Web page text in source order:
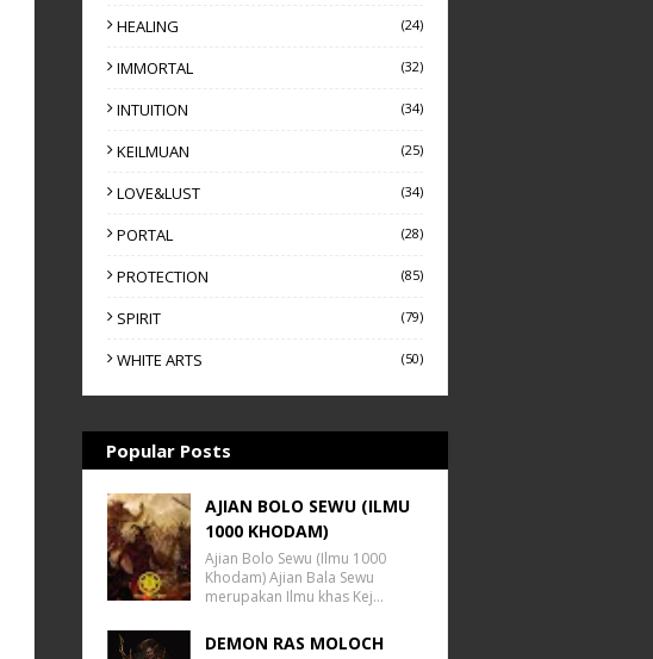
HEALING (24)
IMMORTAL (32)
INTUITION (34)
KEILMUAN (25)
LOVE&LUST (34)
PORTAL (28)
PROTECTION (85)
SPIRIT (79)
WHITE ARTS (50)
Popular Posts
AJIAN BOLO SEWU (ILMU
1000 KHODAM)
Ajian Bolo Sewu (Ilmu 1000
Khodam) Ajian Bala Sewu
merupakan Ilmu khas Kej…
DEMON RAS MOLOCH